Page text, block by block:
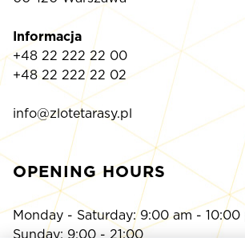
Informacja
+48 22 222 22 00
+48 22 222 22 02
info@zlotetarasy.pl
OPENING HOURS
Monday - Saturday: 9:00 am - 10:00
Sunday: 9:00 - 21:00